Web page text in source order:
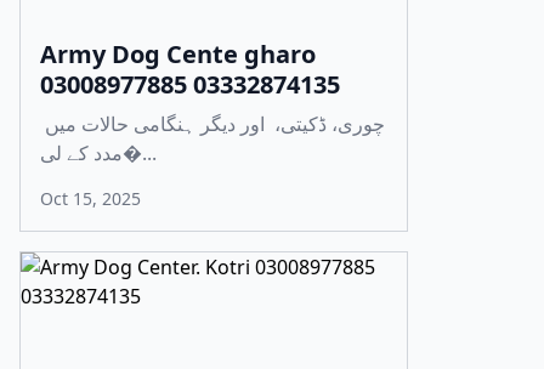
Army Dog Cente gharo
03008977885 03332874135
مدد کے لی�...
Oct 15, 2025